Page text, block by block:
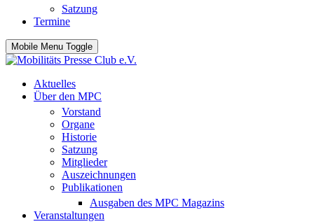
Satzung
Termine
Mobile Menu Toggle
Aktuelles
Über den MPC
Vorstand
Organe
Historie
Satzung
Mitglieder
Auszeichnungen
Publikationen
Ausgaben des MPC Magazins
Veranstaltungen